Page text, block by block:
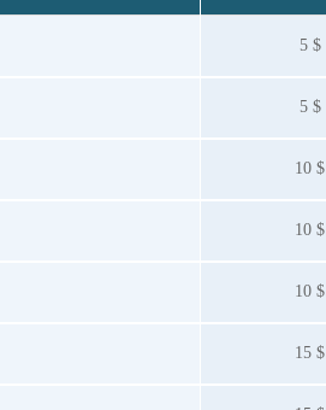
5 $
5 $
10 $
10 $
10 $
15 $